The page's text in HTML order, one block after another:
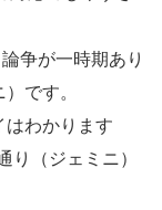
争が一時期あり
です。
わかります
（ジェミニ）